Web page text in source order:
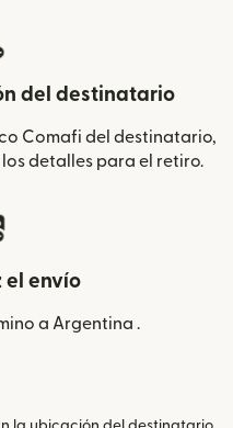
del destinatario
Comafi del destinatario,
detalles para el retiro.
el envío
a Argentina .